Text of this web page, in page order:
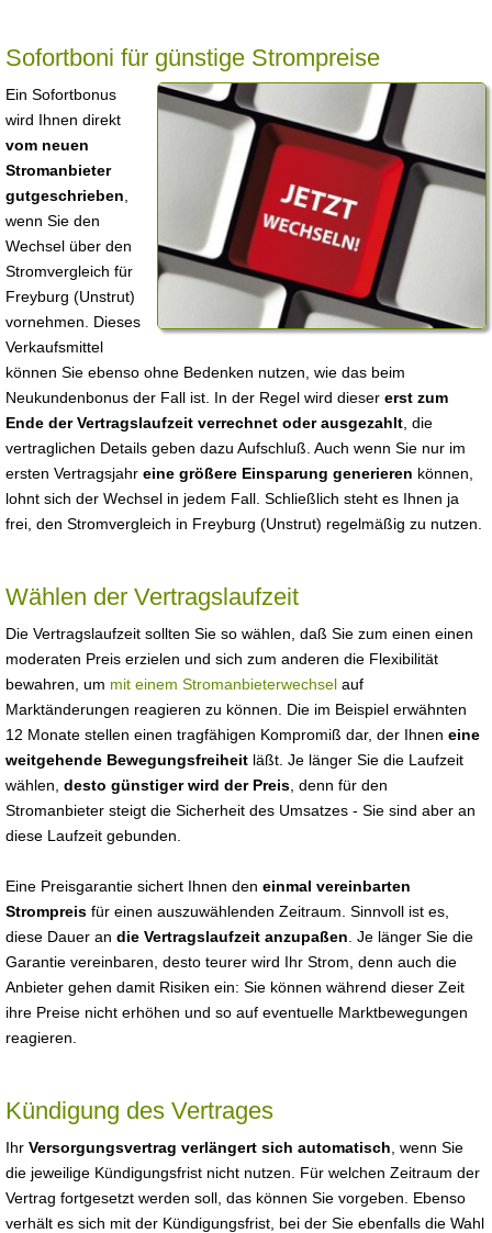
Sofortboni für günstige Strompreise
Ein Sofortbonus
wird Ihnen direkt
vom neuen
Stromanbieter
gutgeschrieben
wenn Sie den
Wechsel über den
Stromvergleich für
Freyburg (Unstrut)
vornehmen. Dieses
Verkaufsmittel
können Sie ebenso ohne Bedenken nutzen, wie das beim
Neukundenbonus der Fall ist. In der Regel wird dieser erst zum
Ende der Vertragslaufzeit verrechnet oder ausgezahlt , die
vertraglichen Details geben dazu Aufschluß. Auch wenn Sie nur im
ersten Vertragsjahr eine größere Einsparung generieren können,
lohnt sich der Wechsel in jedem Fall. Schließlich steht es Ihnen ja
frei, den Stromvergleich in Freyburg (Unstrut) regelmäßig zu nutzen.
Wählen der Vertragslaufzeit
Die Vertragslaufzeit sollten Sie so wählen, daß Sie zum einen einen
moderaten Preis erzielen und sich zum anderen die Flexibilität
bewahren, um mit einem Stromanbieterwechsel auf
Marktänderungen reagieren zu können. Die im Beispiel erwähnten
12 Monate stellen einen tragfähigen Kompromiß dar, der Ihnen eine
weitgehende Bewegungsfreiheit läßt. Je länger Sie die Laufzeit
wählen, desto günstiger wird der Preis , denn für den
Stromanbieter steigt die Sicherheit des Umsatzes - Sie sind aber an
diese Laufzeit gebunden.
Eine Preisgarantie sichert Ihnen den einmal vereinbarten
Strompreis für einen auszuwählenden Zeitraum. Sinnvoll ist es,
diese Dauer an die Vertragslaufzeit anzupaßen . Je länger Sie die
Garantie vereinbaren, desto teurer wird Ihr Strom, denn auch die
Anbieter gehen damit Risiken ein: Sie können während dieser Zeit
ihre Preise nicht erhöhen und so auf eventuelle Marktbewegungen
reagieren.
Kündigung des Vertrages
Ihr Versorgungsvertrag verlängert sich automatisch , wenn Sie
die jeweilige Kündigungsfrist nicht nutzen. Für welchen Zeitraum der
Vertrag fortgesetzt werden soll, das können Sie vorgeben. Ebenso
verhält es sich mit der Kündigungsfrist, bei der Sie ebenfalls die Wahl